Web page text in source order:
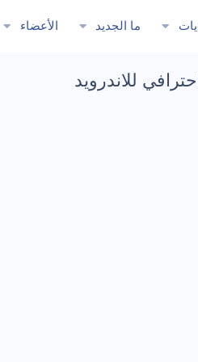
ما الجديد الأعضاء
للاندرويد